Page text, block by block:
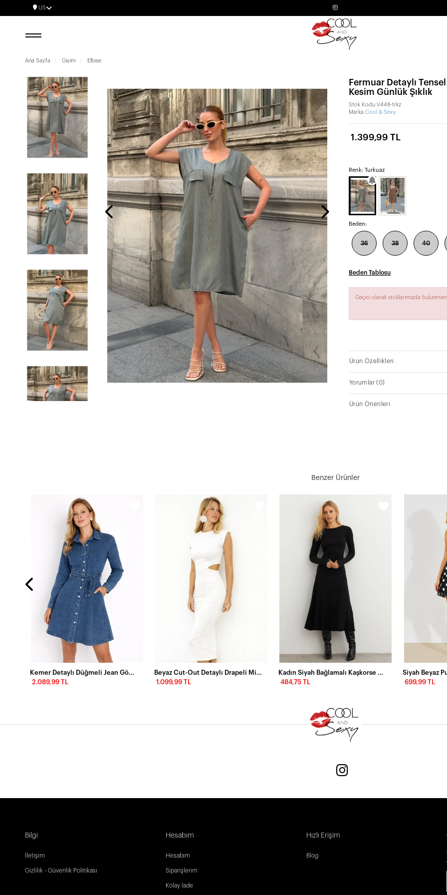
US
Ana Sayfa Giyim Elbise
Fermuar Detaylı
Kesim Günlük Şıklık
Stok Kodu V448-trkz
Marka Cool & Sexy
1.399,99 TL
Renk: Turkuaz
Beden:
36 38 40
Beden Tablosu
Geçici olarak stoklarımızda
Ürün Özellikleri
Yorumlar(0)
Ürün Önerileri
Benzer Ürünler
2.089,99 TL
1.099,99 TL
484,75 TL
699,99 TL
Bilgi
İletişim
Gizlilik - Güvenlik Politikası
Hesabım
Hesabım
Siparişlerim
Kolay İade
Hızlı Erişim
Blog